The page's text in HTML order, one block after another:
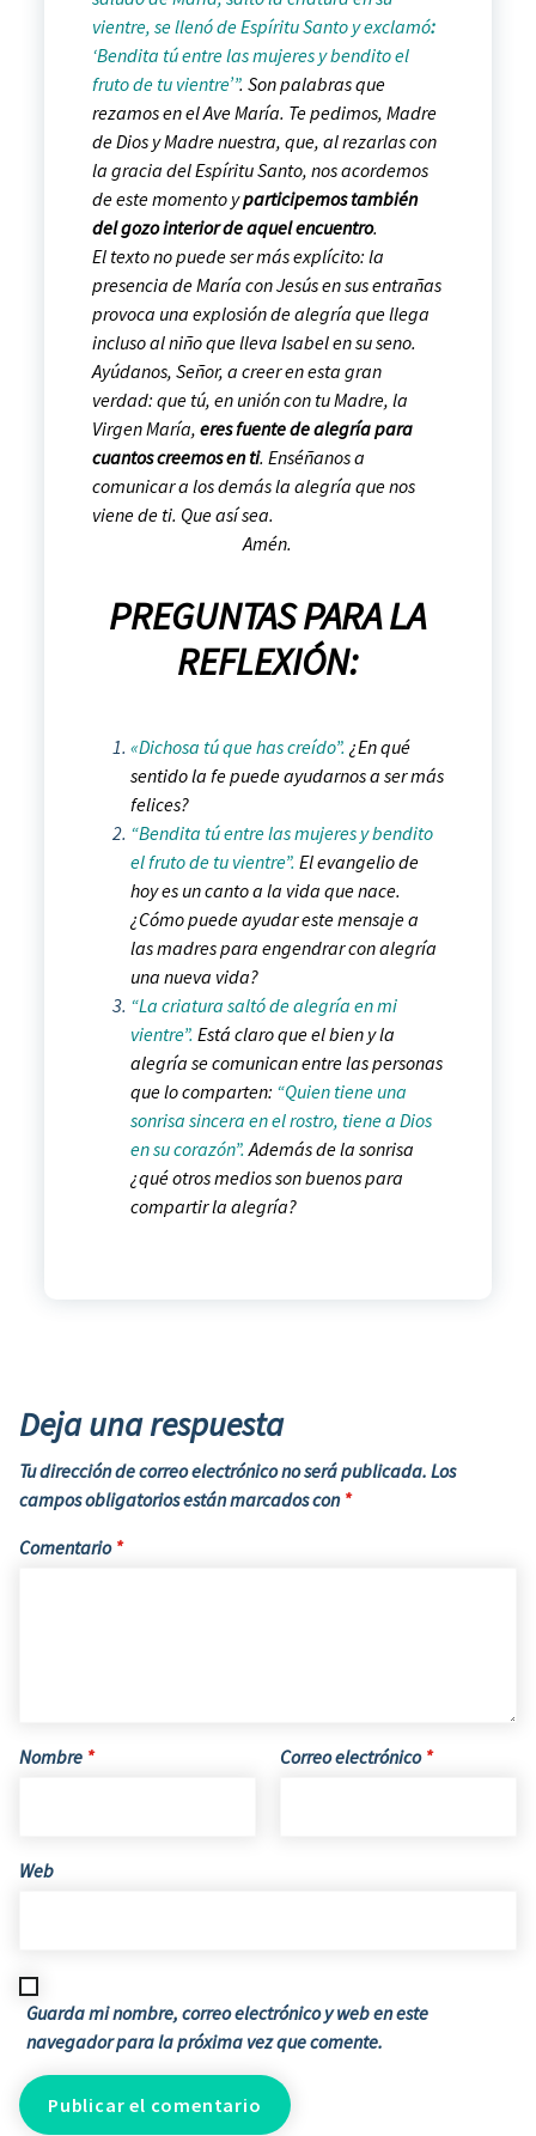
vientre, se llenó de Espíritu Santo y exclamó:
‘Bendita tú entre las mujeres y bendito el
fruto de tu vientre’”. Son palabras que
rezamos en el Ave María. Te pedimos, Madre
de Dios y Madre nuestra, que, al rezarlas con
la gracia del Espíritu Santo, nos acordemos
de este momento yparticipemos también
del gozo interior de aquel encuentro.
El texto no puede ser más explícito: la
presencia de María con Jesús en sus entrañas
provoca una explosión de alegría que llega
incluso al niño que lleva Isabel en su seno.
Ayúdanos, Señor, a creer en esta gran
verdad: que tú, en unión con tu Madre, la
Virgen María, eres fuente de alegría para
cuantos creemos en ti. Enséñanos a
comunicar a los demás la alegría que nos
viene de ti. Que así sea.
Amén.
PREGUNTAS PARA LA
REFLEXIÓN:
«Dichosa tú que has creído”. ¿En qué
sentido la fe puede ayudarnos a ser más
felices?
“Bendita tú entre las mujeres y bendito
el fruto de tu vientre”. El evangelio de
hoy es un canto a la vida que nace.
¿Cómo puede ayudar este mensaje a
las madres para engendrar con alegría
una nueva vida?
“La criatura saltó de alegría en mi
vientre”. Está claro que el bien y la
alegría se comunican entre las personas
que lo comparten: “Quien tiene una
sonrisa sincera en el rostro, tiene a Dios
en su corazón”. Además de la sonrisa
¿qué otros medios son buenos para
compartir la alegría?
Deja una respuesta
Tu dirección de correo electrónico no será publicada. Los
campos obligatorios están marcados con *
Comentario *
Nombre * Correo electrónico *
Web
Guarda mi nombre, correo electrónico y web en este
navegador para la próxima vez que comente.